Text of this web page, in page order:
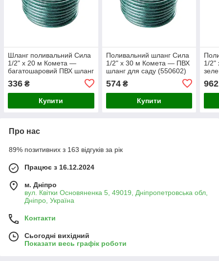
Шланг поливальний Сила
1/2" x 20 м Комета —
багатошаровий ПВХ шланг
336 ₴
Купити
Поливальний шланг Сила
1/2" x 30 м Комета — ПВХ
шланг для саду (550602)
574₴
Купити
1/2"
бар
962
Про нас
89% позитивних з 163 відгуків за рік
Працює з 16.12.2024
м. Дніпро
вул. Квітки Основяненка 5, 49019, Дніпропетровська обл,
Дніпро, Україна
Контакти
Сьогодні вихідний
Показати весь графік роботи